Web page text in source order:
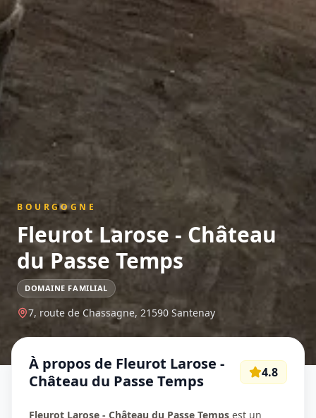
BOURGOGNE
Fleurot Larose - Château
du Passe Temps
DOMAINE FAMILIAL
7, route de Chassagne, 21590 Santenay
À propos de Fleurot Larose -
Château du Passe Temps
4.8
Fleurot Larose - Château du Passe Temps est un